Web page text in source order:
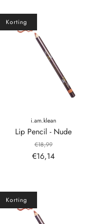
i.am.klean
Lip Pencil - Nude
€18,99
€16,14
Korting
Korting